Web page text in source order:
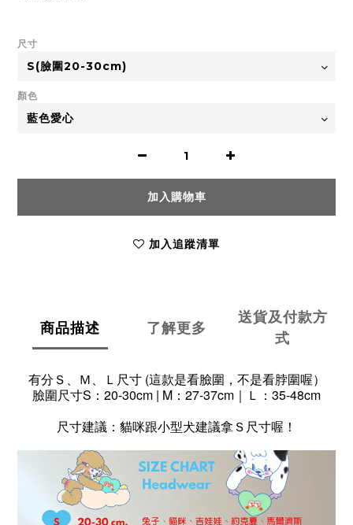
尺寸
顏色
加入購物車
加入追蹤清單
商品描述 了解更多
送貨及付款方
式
有分Ｓ、Ｍ、Ｌ尺寸 (這款是看臉圍，不是看脖圍喔）
臉圍尺寸S：20-30cm | M：27-37cm｜Ｌ：35-48cm
尺寸建議：貓咪跟小型犬建議拿Ｓ尺寸喔！